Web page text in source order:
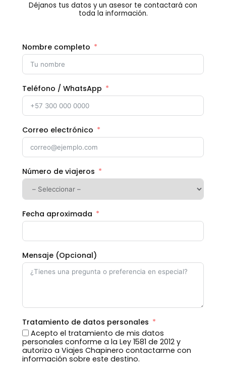
Déjanos tus datos y un asesor te contactará con
toda la información.
Nombre completo
Teléfono / WhatsApp
Correo electrónico
Número de viajeros
Fecha aproximada
Mensaje (Opcional)
Tratamiento de datos personales
Acepto el tratamiento de mis datos
personales conforme a la Ley 1581 de 2012 y
autorizo a Viajes Chapinero contactarme con
información sobre este destino.